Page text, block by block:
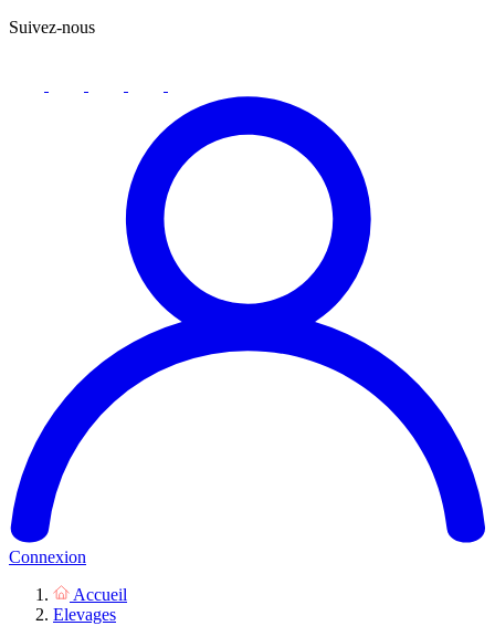
Suivez-nous
Connexion
Accueil
Elevages